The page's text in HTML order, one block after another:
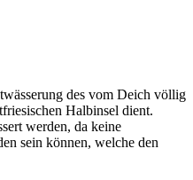
des vom Deich völlig
Halbinsel dient.
werden, da keine
sein können, welche den